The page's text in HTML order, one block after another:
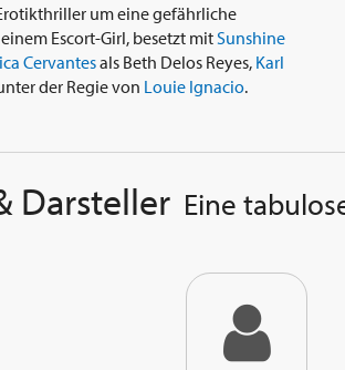
um eine gefährliche
Escort-Girl, besetzt mit Sunshine
Cervantesals Beth Delos Reyes, Karl
der Regie von Louie Ignacio.
Darsteller Eine